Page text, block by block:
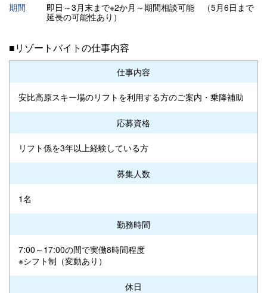
期間
即日～3月末まで※2か月～期間相談可能 （5月6日まで
延長の可能性あり）
■リゾートバイトの仕事内容
仕事内容
安比高原スキー場のリフトを利用する方のご案内・乗降補助
応募資格
リフト係を3年以上経験している方
募集人数
1名
勤務時間
7:00～17:00の間で実働8時間程度
※シフト制（変動あり）
休日